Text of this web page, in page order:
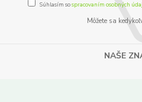
Súhlasím sospracovaním osobných
Môžete sa
NAŠE